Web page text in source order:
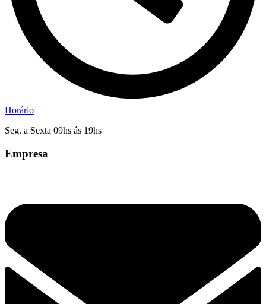
Horário
Seg. a Sexta 09hs ás 19hs
Empresa